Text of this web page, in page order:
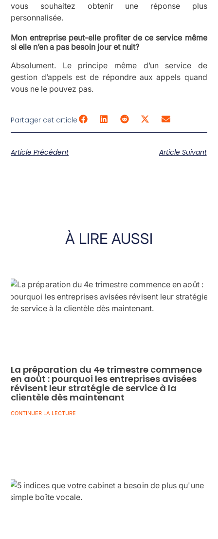
vous souhaitez obtenir une réponse plus
personnalisée.
Mon entreprise peut-elle profiter de ce service même
si elle n’en a pas besoin jour et nuit?
Absolument. Le principe même d’un service de
gestion d’appels est de répondre aux appels quand
vous ne le pouvez pas.
Partager cet article
Article Précédent Article Suivant
À LIRE AUSSI
La préparation du 4e trimestre commence
en août : pourquoi les entreprises avisées
révisent leur stratégie de service à la
clientèle dès maintenant
CONTINUER LA LECTURE